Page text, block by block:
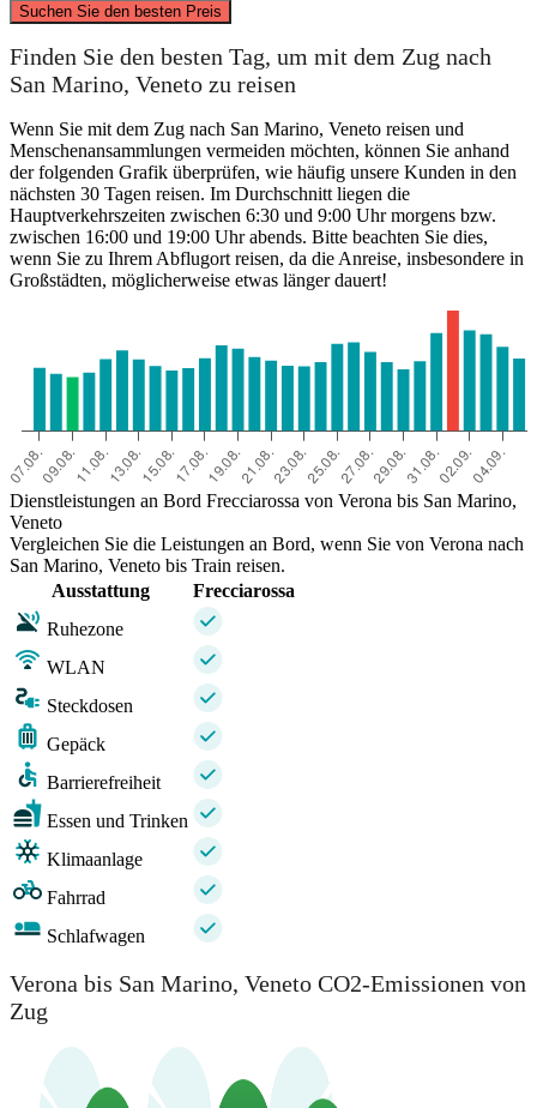
Suchen Sie den besten Preis
Verona
Finden Sie den besten Tag, um mit dem Zug nach
San Marino, Veneto zu reisen
Wenn Sie mit dem Zug nach San Marino, Veneto reisen und
Menschenansammlungen vermeiden möchten, können Sie anhand
der folgenden Grafik überprüfen, wie häufig unsere Kunden in den
nächsten 30 Tagen reisen. Im Durchschnitt liegen die
Hauptverkehrszeiten zwischen 6:30 und 9:00 Uhr morgens bzw.
zwischen 16:00 und 19:00 Uhr abends. Bitte beachten Sie dies,
wenn Sie zu Ihrem Abflugort reisen, da die Anreise, insbesondere in
Großstädten, möglicherweise etwas länger dauert!
Dienstleistungen an Bord Frecciarossa von Verona bis San Marino,
Veneto
Vergleichen Sie die Leistungen an Bord, wenn Sie von Verona nach
San Marino, Veneto bis Train reisen.
Ausstattung
Frecciarossa
Ruhezone
WLAN
Steckdosen
Gepäck
Barrierefreiheit
Essen und Trinken
Klimaanlage
Fahrrad
Schlafwagen
Verona bis San Marino, Veneto CO2-Emissionen von
Zug